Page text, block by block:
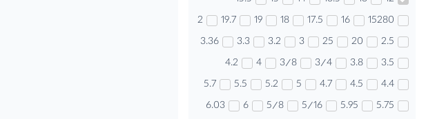
15280
16
17.5
18
19
19.7
2
2.5
20
25
3
3.2
3.3
3.36
3.5
3.8
3/4
3/8
4
4.2
4.4
4.5
4.7
5
5.2
5.5
5.7
5.75
5.95
5/16
5/8
6
6.03